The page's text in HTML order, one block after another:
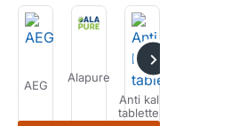
AEG
Alapure
Anti kalk
tabletten